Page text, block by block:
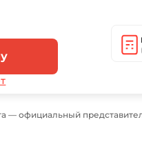
— официальный